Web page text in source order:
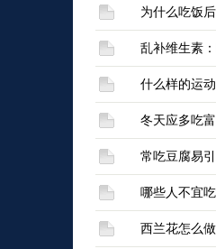
为什么吃饭
乱补维生素
什么样的运
冬天应多吃
常吃豆腐易
哪些人不宜
西兰花怎么